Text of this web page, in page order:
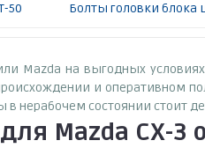
50
Болты головки блока
Mazda на выгодных
и оперативном
нерабочем состоянии стоит
Mazda CX-3